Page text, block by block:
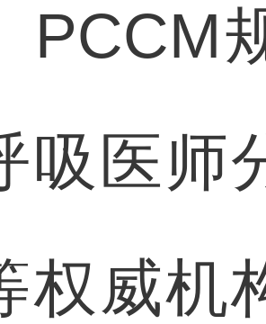
规
吸医师
权威机